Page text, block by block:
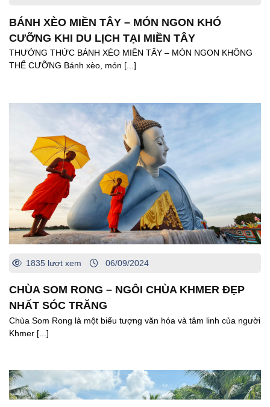
BÁNH XÈO MIỀN TÂY – MÓN NGON KHÓ
CƯỠNG KHI DU LỊCH TẠI MIỀN TÂY
THƯỞNG THỨC BÁNH XÈO MIỀN TÂY – MÓN NGON KHÔNG
THỂ CƯỠNG Bánh xèo, món [...]
1835 lượt xem 06/09/2024
CHÙA SOM RONG – NGÔI CHÙA KHMER ĐẸP
NHẤT SÓC TRĂNG
Chùa Som Rong là một biểu tượng văn hóa và tâm linh của người
Khmer [...]